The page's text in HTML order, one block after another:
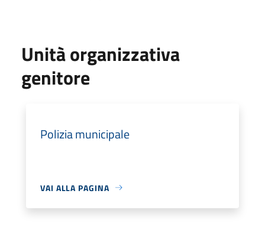
Unità organizzativa
genitore
Polizia municipale
VAI ALLA PAGINA